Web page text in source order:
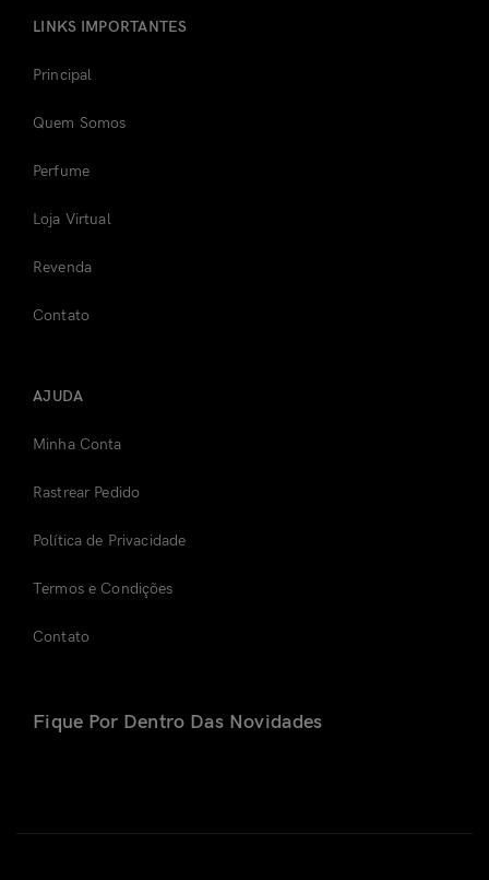
LINKS IMPORTANTES
Principal
Quem Somos
Perfume
Loja Virtual
Revenda
Contato
AJUDA
Minha Conta
Rastrear Pedido
Política de Privacidade
Termos e Condições
Contato
Fique Por Dentro Das Novidades